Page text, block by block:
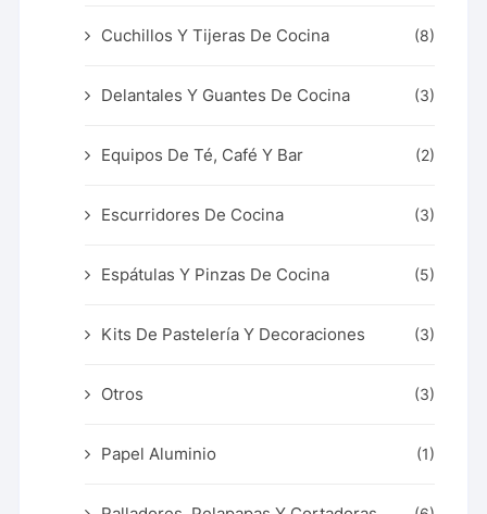
Cuchillos Y Tijeras De Cocina (8)
Delantales Y Guantes De Cocina (3)
Equipos De Té, Café Y Bar (2)
Escurridores De Cocina (3)
Espátulas Y Pinzas De Cocina (5)
Kits De Pastelería Y Decoraciones (3)
Otros (3)
Papel Aluminio (1)